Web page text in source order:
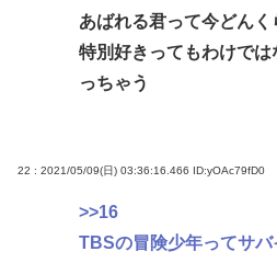
あばれる君って今どん
特別好きってもわけで
っちゃう
22 : 2021/05/09(日) 03:36:16.466 ID:yOAc79fD0
>>16
TBSの冒険少年ってサ